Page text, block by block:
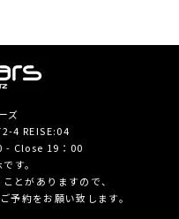
ズ
4 REISE:04
Close 19：00
す。
とがありますので、
予約をお願い致します。